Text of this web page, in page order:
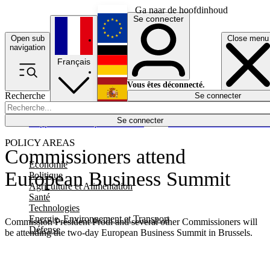
Ga naar de hoofdinhoud
Open sub
navigation
Close menu
Recherche
Se connecter
POLICY AREAS
Economie
Politique
Agriculture et Alimentation
Santé
Technologies
Energie, Environnement et Transport
Défense
Économie
Français
English
Deutsch
Español
Se connecter
Vous êtes déconnecté.
Se connecter
Commissioners attend
European Business Summit
Commission President Prodi and several other Commissioners will
be attending the two-day European Business Summit in Brussels.